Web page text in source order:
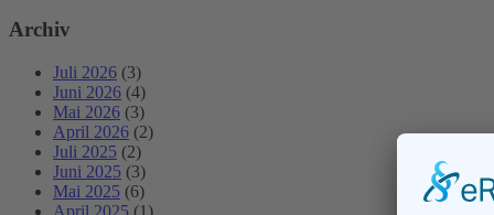
Archiv
Juli 2026 (3)
Juni 2026 (4)
Mai 2026 (3)
April 2026 (2)
Juli 2025 (2)
Juni 2025 (3)
Mai 2025 (6)
April 2025 (1)